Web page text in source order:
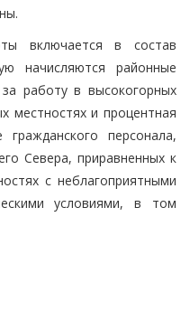
включается в состав
начисляются районные
работу в высокогорных
местностях и процентная
персонала,
Севера, приравненных к
с неблагоприятными
условиями, в том